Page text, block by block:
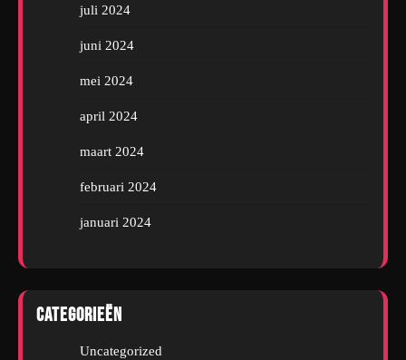
juli 2024
juni 2024
mei 2024
april 2024
maart 2024
februari 2024
januari 2024
Categorieën
Uncategorized